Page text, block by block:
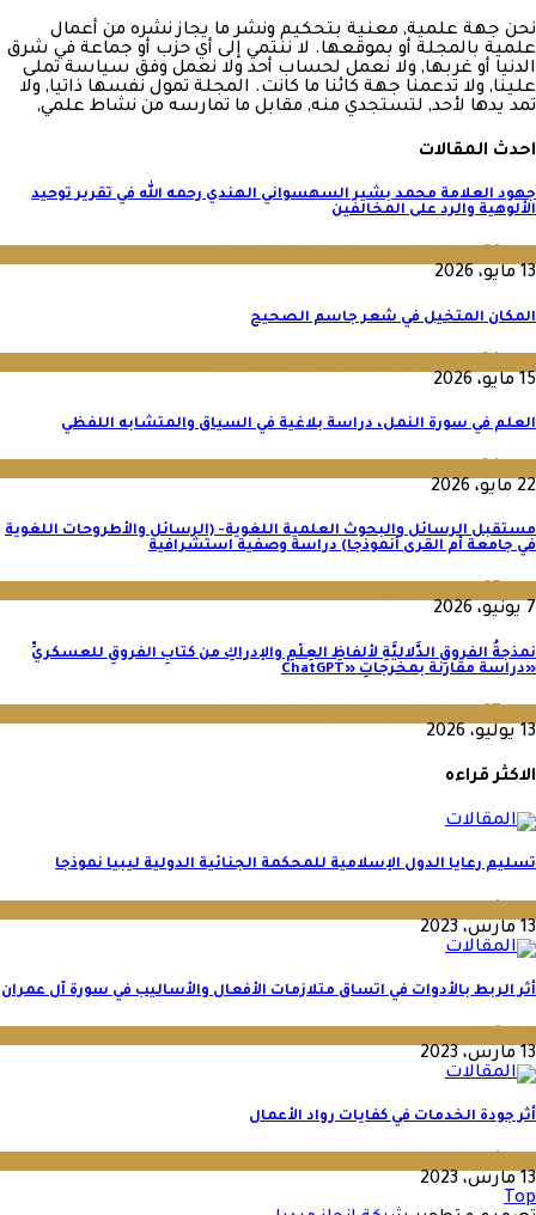
نحن جهة علمية, معنية بتحكيم ونشر ما يجاز نشره من أعمال
علمية بالمجلة أو بموقعها. لا ننتمي إلى أي حزب أو جماعة في شرق
الدنيا أو غربها, ولا نعمل لحساب أحد ولا نعمل وفق سياسة تملى
علينا, ولا تدعمنا جهة كائنا ما كانت. المجلة تمول نفسها ذاتيا, ولا
تمد يدها لأحد, لتستجدي منه, مقابل ما تمارسه من نشاط علمي,
احدث المقالات
جهود العلامة محمد بشير السهسواني الهندي رحمه الله في تقرير توحيد
الألوهية والرد على المخالفين
13 مايو، 2026
المكان المتخيل في شعر جاسم الصحيح
15 مايو، 2026
العلم في سورة النمل، دراسة بلاغية في السياق والمتشابه اللفظي
22 مايو، 2026
مستقبل الرسائل والبحوث العلمية اللغوية- (الرسائل والأطروحات اللغوية
في جامعة أم القرى أنموذجا) دراسة وصفية استشرافية
7 يونيو، 2026
نمذجةُ الفروقِ الدَّلاليَّةِ لألفاظِ العِلْمِ والإدراكِ من كتابِ الفروقِ للعسكريِّ
«دراسة مقارنة بمخرجاتِ «ChatGPT
13 يوليو، 2026
الاكثر قراءه
تسليم رعايا الدول الإسلامية للمحكمة الجنائية الدولية ليبيا نموذجا‬
13 مارس، 2023
أثر الربط بالأدوات في اتساق متلازمات الأفعال والأساليب في سورة آل عمران
13 مارس، 2023
أثر جودة الخدمات في كفايات رواد الأعمال
13 مارس، 2023
Top